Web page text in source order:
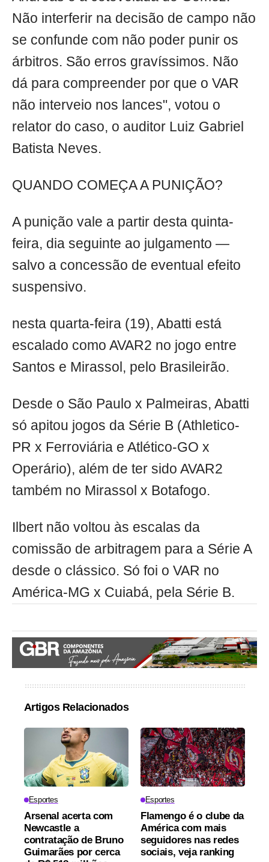
Não interferir na decisão de campo não
se confunde com não poder punir os
árbitros. São erros gravíssimos. Não
dá para compreender por que o VAR
não interveio nos lances", votou o
relator do caso, o auditor Luiz Gabriel
Batista Neves.
QUANDO COMEÇA A PUNIÇÃO?
A punição vale a partir desta quinta-
feira, dia seguinte ao julgamento —
salvo a concessão de eventual efeito
suspensivo.
nesta quarta-feira (19), Abatti está
escalado como AVAR2 no jogo entre
Santos e Mirassol, pelo Brasileirão.
Desde o São Paulo x Palmeiras, Abatti
só apitou jogos da Série B (Athletico-
PR x Ferroviária e Atlético-GO x
Operário), além de ter sido AVAR2
também no Mirassol x Botafogo.
Ilbert não voltou às escalas da
comissão de arbitragem para a Série A
desde o clássico. Só foi o VAR no
América-MG x Cuiabá, pela Série B.
Artigos Relacionados
Esportes
Arsenal acerta com
Newcastle a
contratação de Bruno
Guimarães por cerca
Esportes
Flamengo é o clube da
América com mais
seguidores nas redes
sociais, veja ranking